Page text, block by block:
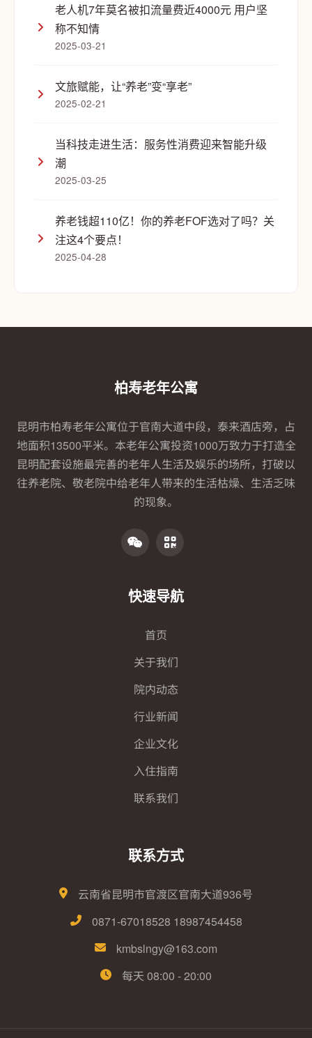
老人机7年莫名被扣流量费近4000元 用户坚
称不知情
2025-03-21
文旅赋能，让“养老”变“享老”
2025-02-21
当科技走进生活：服务性消费迎来智能升级
潮
2025-03-25
养老钱超110亿！你的养老FOF选对了吗？关
注这4个要点！
2025-04-28
柏寿老年公寓
昆明市柏寿老年公寓位于官南大道中段，泰来酒店旁，占
地面积13500平米。本老年公寓投资1000万致力于打造全
昆明配套设施最完善的老年人生活及娱乐的场所，打破以
往养老院、敬老院中给老年人带来的生活枯燥、生活乏味
的现象。
快速导航
首页
关于我们
院内动态
行业新闻
企业文化
入住指南
联系我们
联系方式
云南省昆明市官渡区官南大道936号
0871-67018528 18987454458
kmbslngy@163.com
每天 08:00 - 20:00